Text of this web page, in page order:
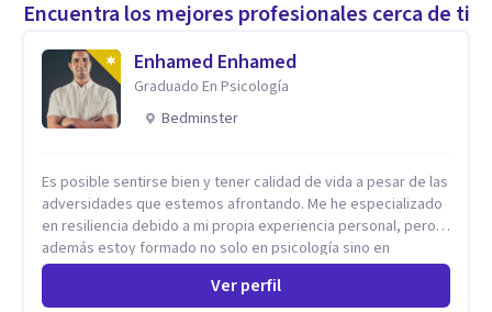
Encuentra los mejores profesionales cerca de ti
Enhamed Enhamed
Graduado En Psicología
Bedminster
Es posible sentirse bien y tener calidad de vida a pesar de las
adversidades que estemos afrontando. Me he especializado
en resiliencia debido a mi propia experiencia personal, pero
además estoy formado no solo en psicología sino en
coaching y técnicas de alto impacto centradas en: depresión,
ansiedad y terapia de parejas. Sé que con el plan correcto y
Ver perfil